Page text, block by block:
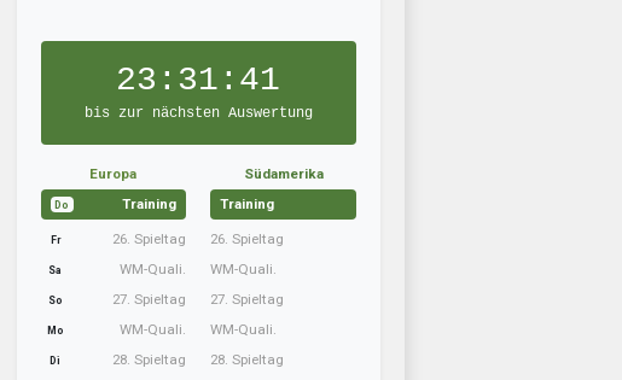
23:31:40
bis zur nächsten Auswertung
Europa
Do Training
Fr 26. Spieltag
Sa WM-Quali.
So 27. Spieltag
Mo WM-Quali.
Di 28. Spieltag
Südamerika
Training
26. Spieltag
WM-Quali.
27. Spieltag
WM-Quali.
28. Spieltag